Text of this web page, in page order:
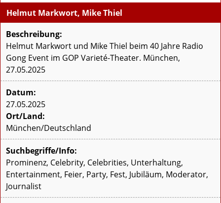
Helmut Markwort, Mike Thiel
Beschreibung:
Helmut Markwort und Mike Thiel beim 40 Jahre Radio
Gong Event im GOP Varieté-Theater. München,
27.05.2025
Datum:
27.05.2025
Ort/Land:
München/Deutschland
Suchbegriffe/Info:
Prominenz, Celebrity, Celebrities, Unterhaltung,
Entertainment, Feier, Party, Fest, Jubiläum, Moderator,
Journalist